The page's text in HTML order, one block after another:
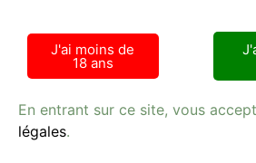
Avis clients
J'ai moins de
18 ans
En entrant sur ce site, vous
légales.